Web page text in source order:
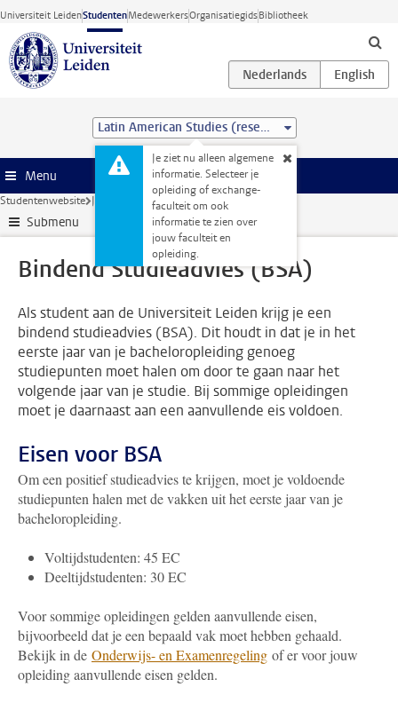
Ga direct naar de inhoud
Universiteit LeidenStudentenMedewerkersOrganisatiegidsBibliotheek
Latin American Studies (research) (MA)
Je ziet nu alleen algemene
informatie. Selecteer je
opleiding of exchange-
faculteit om ook
informatie te zien over
jouw faculteit en
opleiding.
Menu
Studentenwebsite Je opleiding Bindend Studieadvies (BSA)
Submenu
Bindend Studieadvies (BSA)
Als student aan de Universiteit Leiden krijg je een
bindend studieadvies (BSA). Dit houdt in dat je in het
eerste jaar van je bacheloropleiding genoeg
studiepunten moet halen om door te gaan naar het
volgende jaar van je studie. Bij sommige opleidingen
moet je daarnaast aan een aanvullende eis voldoen.
Eisen voor BSA
Om een positief studieadvies te krijgen, moet je voldoende
studiepunten halen met de vakken uit het eerste jaar van je
bacheloropleiding.
Voltijdstudenten: 45 EC
Deeltijdstudenten: 30 EC
Voor sommige opleidingen gelden aanvullende eisen,
bijvoorbeeld dat je een bepaald vak moet hebben gehaald.
Bekijk in de Onderwijs- en Examenregeling of er voor jouw
opleiding aanvullende eisen gelden.